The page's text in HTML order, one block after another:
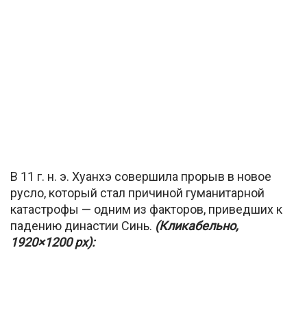
В 11 г. н. э. Хуанхэ совершила прорыв в новое
русло, который стал причиной гуманитарной
катастрофы — одним из факторов, приведших к
падению династии Синь. (Кликабельно,
1920×1200 px):